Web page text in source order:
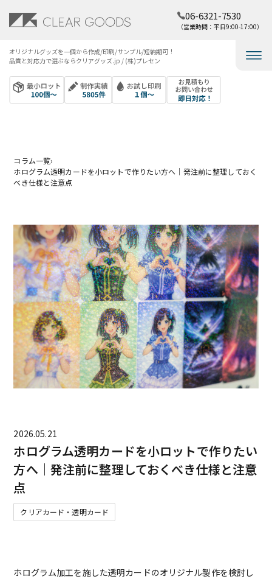
オリジナルグッズを​一個から​作成/印刷/サンプル/短納期可！​
品質と​対応力で​選ぶなら​クリアグッズ.jp / (株)プレセン
06-6321-7530
（営業時間：平日9:00-17:00）
コラム一覧›
ホログラム透明カードを小ロットで作りたい方へ｜発注前に整理しておく
べき仕様と注意点
2026.05.21
ホログラム透明カードを小ロットで作りたい
方へ｜発注前に整理しておくべき仕様と注意
点
クリアカード・透明カード
ホログラム加工を施した透明カードのオリジナル製作を検討し